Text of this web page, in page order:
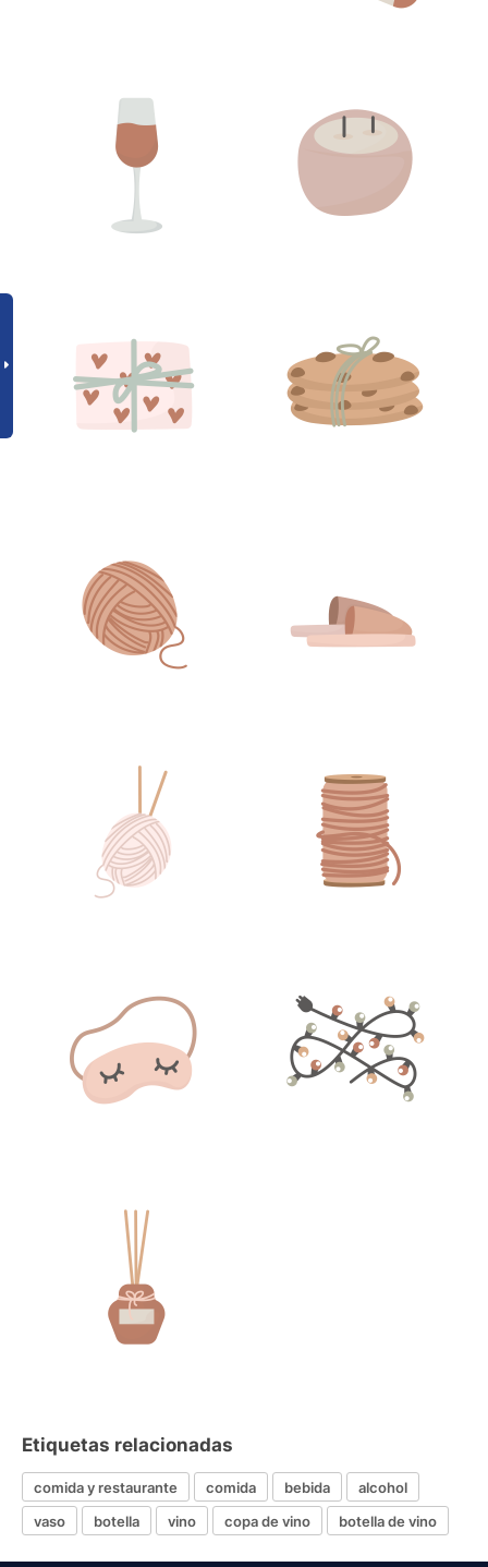
Etiquetas relacionadas
comida y restaurante comida bebida
alcohol
vaso
botella vino copa de vino botella de vino